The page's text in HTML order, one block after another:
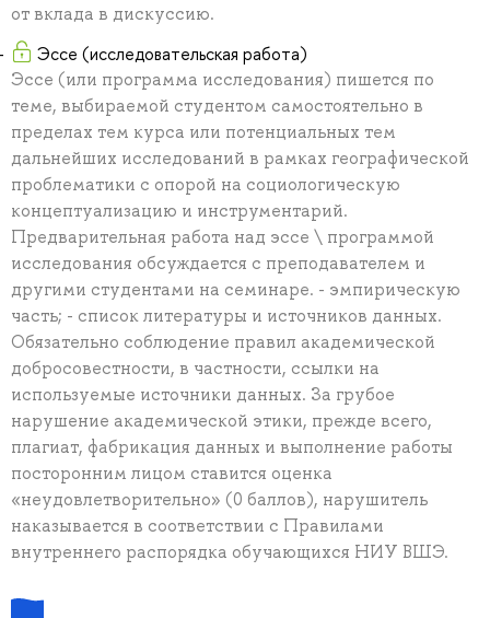
от вклада в дискуссию.
Эссе (исследовательская работа)
Эссе (или программа исследования) пишется по
теме, выбираемой студентом самостоятельно в
пределах тем курса или потенциальных тем
дальнейших исследований в рамках географической
проблематики с опорой на социологическую
концептуализацию и инструментарий.
Предварительная работа над эссе \ программой
исследования обсуждается с преподавателем и
другими студентами на семинаре. - эмпирическую
часть; - список литературы и источников данных.
Обязательно соблюдение правил академической
добросовестности, в частности, ссылки на
используемые источники данных. За грубое
нарушение академической этики, прежде всего,
плагиат, фабрикация данных и выполнение работы
посторонним лицом ставится оценка
«неудовлетворительно» (0 баллов), нарушитель
наказывается в соответствии с Правилами
внутреннего распорядка обучающихся НИУ ВШЭ.